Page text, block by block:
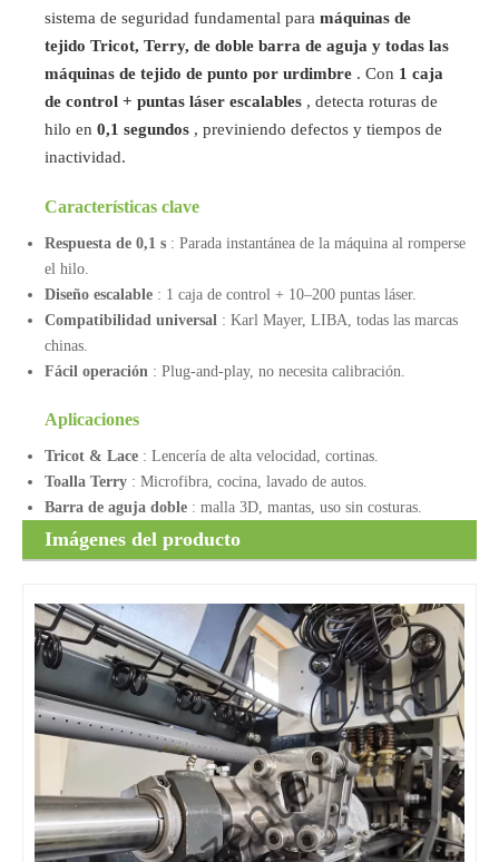
sistema de seguridad fundamental para máquinas de
tejido Tricot, Terry, de doble barra de aguja y todas las
máquinas de tejido de punto por urdimbre . Con 1 caja
de control + puntas láser escalables , detecta roturas de
hilo en 0,1 segundos , previniendo defectos y tiempos de
inactividad.
Características clave
Respuesta de 0,1 s : Parada instantánea de la máquina al romperse
el hilo.
Diseño escalable : 1 caja de control + 10–200 puntas láser.
Compatibilidad universal : Karl Mayer, LIBA, todas las marcas
chinas.
Fácil operación : Plug-and-play, no necesita calibración.
Aplicaciones
Tricot & Lace : Lencería de alta velocidad, cortinas.
Toalla Terry : Microfibra, cocina, lavado de autos.
Barra de aguja doble : malla 3D, mantas, uso sin costuras.
Imágenes del producto